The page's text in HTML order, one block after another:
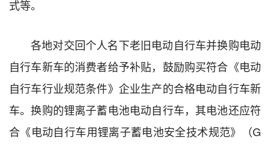
式等。
各地对交回个人名下老旧电动自行车并换购电动
自行车新车的消费者给予补贴，鼓励购买符合《电动
自行车行业规范条件》企业生产的合格电动自行车新
车。换购的锂离子蓄电池电动自行车，其电池还应符
合《电动自行车用锂离子蓄电池安全技术规范》（G